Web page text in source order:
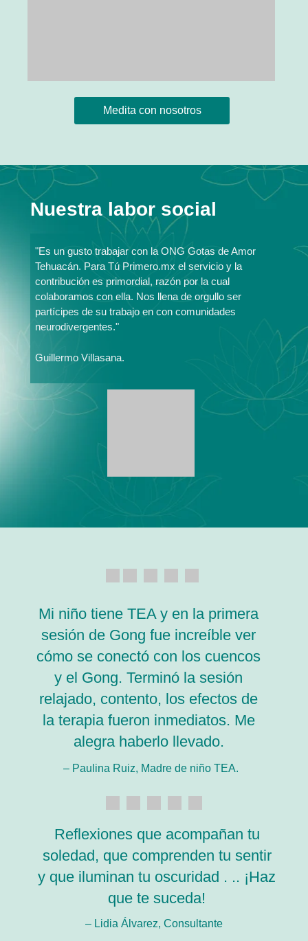
Medita con nosotros
Nuestra labor social
"Es un gusto trabajar con la ONG Gotas de Amor
Tehuacán. Para Tú Primero.mx el servicio y la
contribución es primordial, razón por la cual
colaboramos con ella. Nos llena de orgullo ser
partícipes de su trabajo en con comunidades
neurodivergentes."
Guillermo Villasana.
Mi niño tiene TEA y en la primera
sesión de Gong fue increíble ver
cómo se conectó con los cuencos
y el Gong. Terminó la sesión
relajado, contento, los efectos de
la terapia fueron inmediatos. Me
alegra haberlo llevado.
– Paulina Ruiz, Madre de niño TEA.
Reflexiones que acompañan tu
soledad, que comprenden tu sentir
y que iluminan tu oscuridad . .. ¡Haz
que te suceda!
– Lidia Álvarez, Consultante